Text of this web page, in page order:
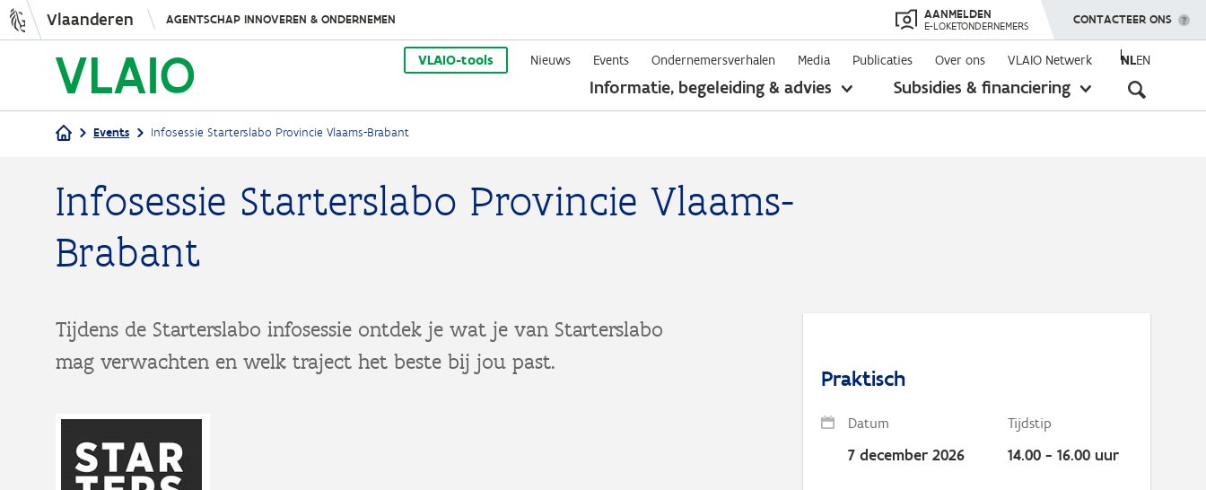
Overslaan
en
naar
de
Vlaanderen AGENTSCHAP INNOVEREN & ONDERNEMEN AANMELDEN
E-LOKETONDERNEMERS TOON MENU
CONTACTEER ONS
VLAIO-tools Nieuws Events Ondernemersverhalen Media Publicaties Over ons VLAIO Netwerk NLEN
Informatie, begeleiding & advies
toon
Subsidies & financiering
toon
Kruimelpad
Events Infosessie Starterslabo Provincie Vlaams-Brabant
Infosessie Starterslabo Provincie Vlaams-
Brabant
Tijdens de Starterslabo infosessie ontdek je wat je van Starterslabo
mag verwachten en welk traject het beste bij jou past.
Praktisch
Datum Tijdstip
7 december 2026 14.00 - 16.00 uur